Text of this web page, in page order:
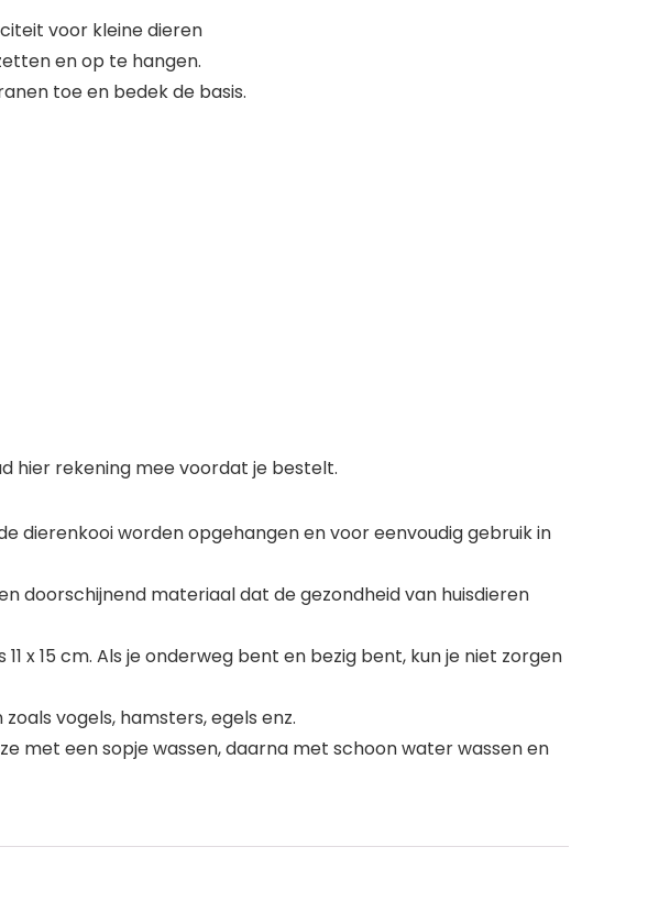
voor kleine dieren
en op te hangen.
toe en bedek de basis.
hier rekening mee voordat je bestelt.
dierenkooi worden opgehangen en voor eenvoudig gebruik in
doorschijnend materiaal dat de gezondheid van huisdieren
x 15 cm. Als je onderweg bent en bezig bent, kun je niet zorgen
vogels, hamsters, egels enz.
met een sopje wassen, daarna met schoon water wassen en